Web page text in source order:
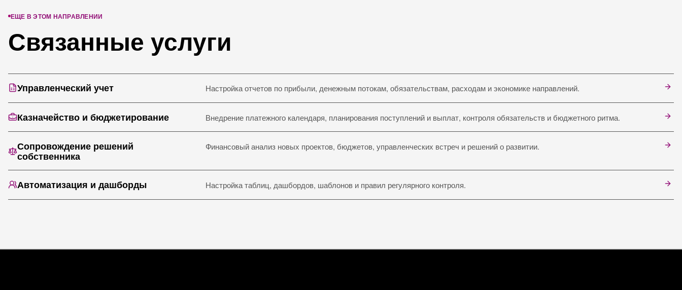
ЕЩЕ В ЭТОМ НАПРАВЛЕНИИ
Связанные услуги
Управленческий учет Настройка отчетов по прибыли, денежным потокам, обязательствам, расходам и экономике направлений.
Казначейство и бюджетирование Внедрение платежного календаря, планирования поступлений и выплат, контроля обязательств и бюджетного ритма.
Сопровождение решений
собственника
Финансовый анализ новых проектов, бюджетов, управленческих встреч и решений о развитии.
Автоматизация и дашборды Настройка таблиц, дашбордов, шаблонов и правил регулярного контроля.